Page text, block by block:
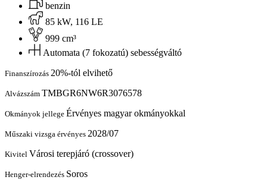
benzin
85 kW, 116 LE
999 cm³
Automata (7 fokozatú) sebességváltó
Finanszírozás 20%-tól elvihető
Alvázszám TMBGR6NW6R3076578
Okmányok jellege Érvényes magyar okmányokkal
Műszaki vizsga érvényes 2028/07
Kivitel Városi terepjáró (crossover)
Henger-elrendezés Soros